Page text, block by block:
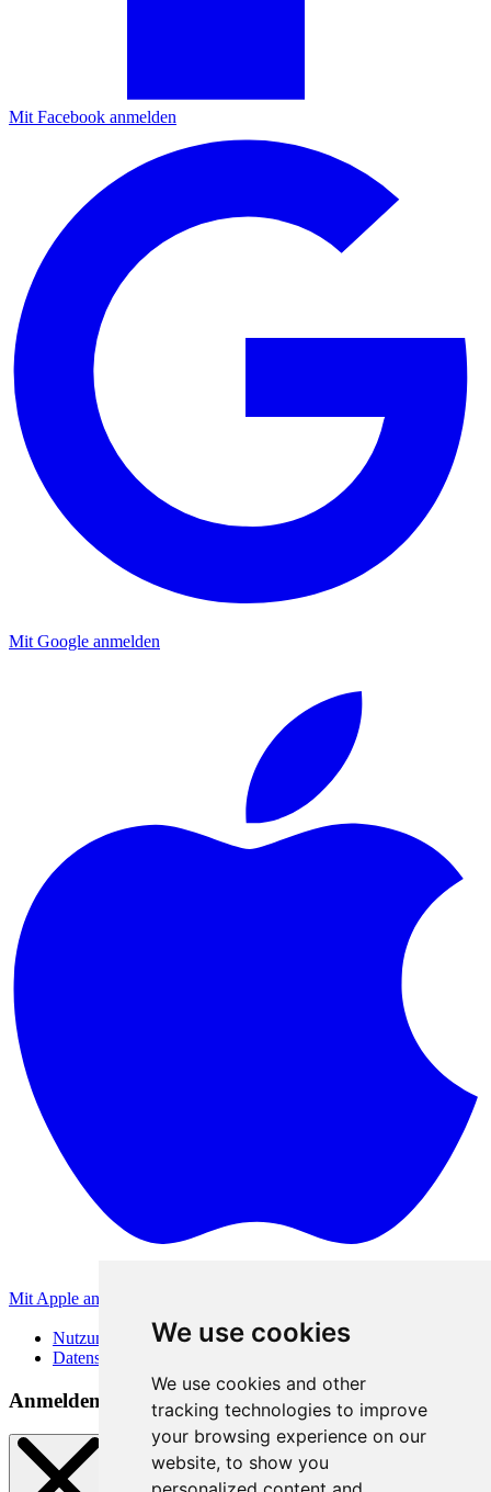
We use cookies
We use cookies and other
tracking technologies to improve
your browsing experience on our
website, to show you
Mit Facebook anmelden
Mit Google anmelden
Mit Apple anmelden
Nutzungsbedingungen
Datenschutzerklärung
Anmeldemethoden